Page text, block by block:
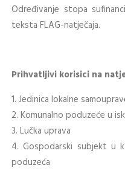
Određivanje stopa
teksta FLAG-natječaja.
Prihvatljivi korisici na
1. Jedinica lokalne
2. Komunalno poduzeće u
3. Lučka uprava
4. Gospodarski subjekt u
poduzeća